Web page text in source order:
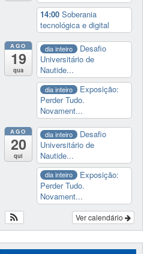
14:00Soberania
tecnológica e digital
AGO
19
qua
dia inteiro
Desafio
Universitário de
Nautide...
dia inteiro
Exposição:
Perder Tudo.
Novament...
AGO
20
qui
dia inteiro
Desafio
Universitário de
Nautide...
dia inteiro
Exposição:
Perder Tudo.
Novament...
Ver calendário